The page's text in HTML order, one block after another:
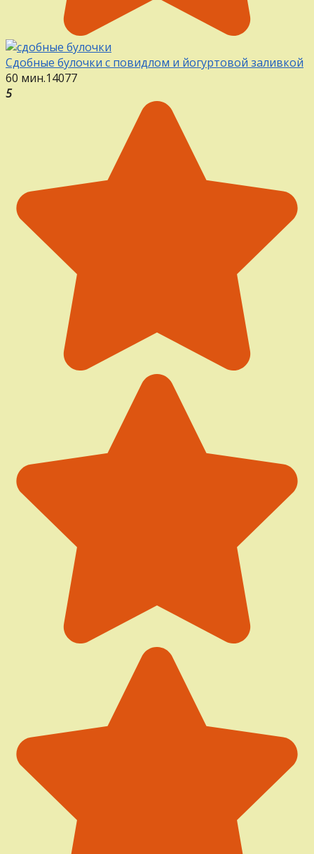
Сдобные булочки с повидлом и йогуртовой заливкой
60 мин.14077
5